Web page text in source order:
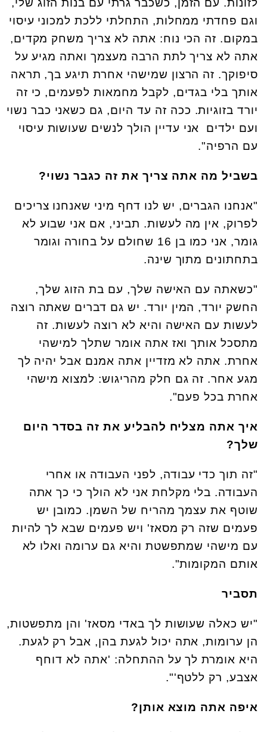
לזונות. עם הזמן, כשכבר גרתי עם בנות הזוג שלי,
וגם פחדתי ממחלות, התחלתי ללכת למכוני עיסוי
במקום. זה הכי נוח: אתה לא צריך משחק מקדים,
אתה לא צריך לתת הרבה מעצמך ואתה מגיע על
סיפוקך. זה הרצון שמישהי אחרת תיגע בך, תראה
אותך בלי בגדים, לקבל מחמאות לפעמים, כי זה
יורד בזוגיות. ככה זה עד היום, גם כשאני כבר נשוי
ועם ילדים אני עדיין הולך לנשים שעושות עיסוי
עם הרפיה".
בשביל מה אתה צריך את זה כגבר נשוי?
"אנחנו הגברים, יש לנו דחף מיני שאנחנו צריכים
לפרוק, אין מה לעשות. תביני, אם אני שבוע לא
גומר, אני כמו בן 16 שחולם על בחורה וגומר
בתחתונים מתוך שינה.
"כשאתה עם האישה שלך, עם בת הזוג שלך,
החשק יורד, המין יורד. יש גם דברים שאתה רוצה
לעשות עם האישה והיא לא רוצה לעשות. זה
מתסכל אותך ואז אתה אומר שתלך למישהי
אחרת. אתה לא מזדיין אתה אמנם אבל יהיה לך
מגע אחר. זה גם חלק מהריגוש: למצוא מישהי
אחרת בכל פעם".
איך אתה מצליח להבליע את זה בסדר היום
שלך?
"זה תוך כדי עבודה, לפני העבודה או אחרי
העבודה. בלי מקלחת אני לא הולך כי כך אתה
שוטף את עצמך מהריח של השמן. כמובן יש
פעמים שזה רק מסאז' ויש פעמים שבא לך להיות
עם מישהי שמתפשטת והיא גם ערומה ואלו לא
אותם המקומות".
תסביר
"יש כאלה שעושות לך באדי מסאז' והן מתפשטות,
הן ערומות, אתה יכול לגעת בהן, אבל רק לגעת.
היא אומרת לך על ההתחלה: 'אתה לא דוחף
אצבע, רק ללטף'".
איפה אתה מוצא אותן?